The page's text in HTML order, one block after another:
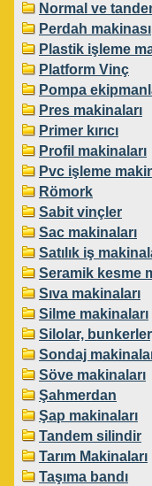
Normal ve
Perdah makinası
Plastik işleme
Platform Vinç
Pompa
Pres makinaları
Primer kırıcı
Profil makinaları
Pvc işleme
Römork
Sabit vinçler
Sac makinaları
Satılık iş
Seramik kesme
Sıva makinaları
Silme makinaları
Silolar,
Sondaj
Söve makinaları
Şahmerdan
Şap makinaları
Tandem silindir
Tarım Makinaları
Taşıma bandı